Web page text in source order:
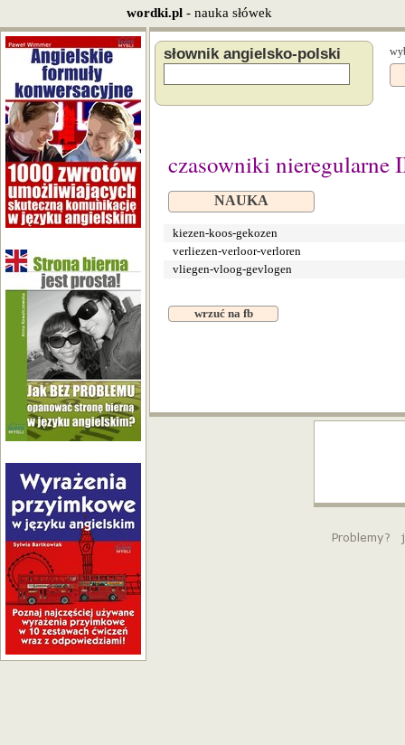
wordki.pl - nauka słówek
słownik angielsko-polski
czasowniki nieregularne
NAUKA
kiezen-koos-gekozen
verliezen-verloor-verloren
vliegen-vloog-gevlogen
wrzuć na fb